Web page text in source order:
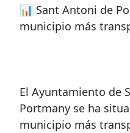
📊 Sant Antoni de
municipio más
El Ayuntamiento de
Portmany se ha
municipio más